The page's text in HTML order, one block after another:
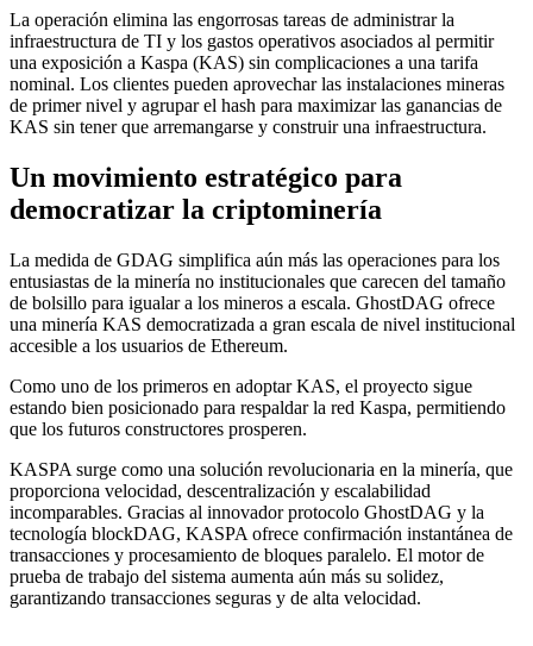
La operación elimina las engorrosas tareas de administrar la
infraestructura de TI y los gastos operativos asociados al permitir
una exposición a Kaspa (KAS) sin complicaciones a una tarifa
nominal. Los clientes pueden aprovechar las instalaciones mineras
de primer nivel y agrupar el hash para maximizar las ganancias de
KAS sin tener que arremangarse y construir una infraestructura.
Un movimiento estratégico para
democratizar la criptominería
La medida de GDAG simplifica aún más las operaciones para los
entusiastas de la minería no institucionales que carecen del tamaño
de bolsillo para igualar a los mineros a escala. GhostDAG ofrece
una minería KAS democratizada a gran escala de nivel institucional
accesible a los usuarios de Ethereum.
Como uno de los primeros en adoptar KAS, el proyecto sigue
estando bien posicionado para respaldar la red Kaspa, permitiendo
que los futuros constructores prosperen.
KASPA surge como una solución revolucionaria en la minería, que
proporciona velocidad, descentralización y escalabilidad
incomparables. Gracias al innovador protocolo GhostDAG y la
tecnología blockDAG, KASPA ofrece confirmación instantánea de
transacciones y procesamiento de bloques paralelo. El motor de
prueba de trabajo del sistema aumenta aún más su solidez,
garantizando transacciones seguras y de alta velocidad.